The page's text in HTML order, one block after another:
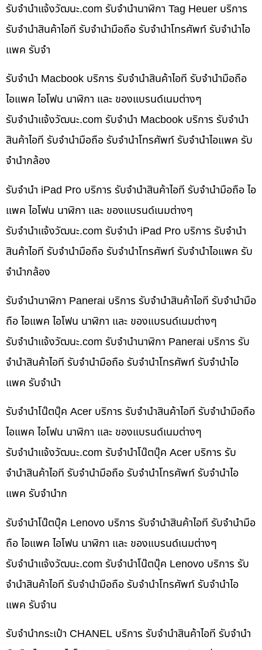
รับจํานําแจ้งวัฒนะ.com รับจำนำนาฬิกา Tag Heuer บริการ
รับจำนำสินค้าไอที รับจำนำมือถือ รับจำนำโทรศัพท์ รับจำนำไอ
แพค รับจำ
รับจำนำ Macbook บริการ รับจำนำสินค้าไอที รับจำนำมือถือ
ไอแพค ไอโฟน นาฬิกา และ ของแบรนด์เนมต่างๆ
รับจํานําแจ้งวัฒนะ.com รับจำนำ Macbook บริการ รับจำนำ
สินค้าไอที รับจำนำมือถือ รับจำนำโทรศัพท์ รับจำนำไอแพค รับ
จำนำกล้อง
รับจำนำ iPad Pro บริการ รับจำนำสินค้าไอที รับจำนำมือถือ ไอ
แพค ไอโฟน นาฬิกา และ ของแบรนด์เนมต่างๆ
รับจํานําแจ้งวัฒนะ.com รับจำนำ iPad Pro บริการ รับจำนำ
สินค้าไอที รับจำนำมือถือ รับจำนำโทรศัพท์ รับจำนำไอแพค รับ
จำนำกล้อง
รับจำนำนาฬิกา Panerai บริการ รับจำนำสินค้าไอที รับจำนำมือ
ถือ ไอแพค ไอโฟน นาฬิกา และ ของแบรนด์เนมต่างๆ
รับจํานําแจ้งวัฒนะ.com รับจำนำนาฬิกา Panerai บริการ รับ
จำนำสินค้าไอที รับจำนำมือถือ รับจำนำโทรศัพท์ รับจำนำไอ
แพค รับจำนำ
รับจำนำโน๊ตบุ๊ค Acer บริการ รับจำนำสินค้าไอที รับจำนำมือถือ
ไอแพค ไอโฟน นาฬิกา และ ของแบรนด์เนมต่างๆ
รับจํานําแจ้งวัฒนะ.com รับจำนำโน๊ตบุ๊ค Acer บริการ รับ
จำนำสินค้าไอที รับจำนำมือถือ รับจำนำโทรศัพท์ รับจำนำไอ
แพค รับจำนำก
รับจำนำโน๊ตบุ๊ค Lenovo บริการ รับจำนำสินค้าไอที รับจำนำมือ
ถือ ไอแพค ไอโฟน นาฬิกา และ ของแบรนด์เนมต่างๆ
รับจํานําแจ้งวัฒนะ.com รับจำนำโน๊ตบุ๊ค Lenovo บริการ รับ
จำนำสินค้าไอที รับจำนำมือถือ รับจำนำโทรศัพท์ รับจำนำไอ
แพค รับจำน
รับจำนำกระเป๋า CHANEL บริการ รับจำนำสินค้าไอที รับจำนำ